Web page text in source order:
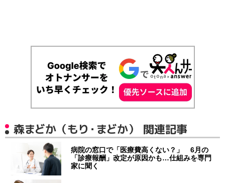
森まどか（もり・まどか） 関連記事
病院の窓口で「医療費高くない？」 6月の
「診療報酬」改定が原因かも…仕組みを専門
家に聞く